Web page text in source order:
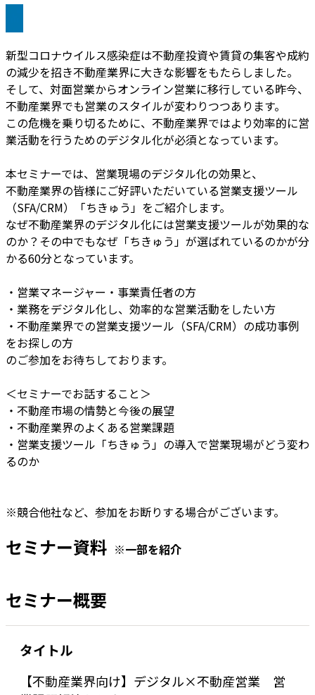
新型コロナウイルス感染症は不動産投資や賃貸の集客や成約
の減少を招き不動産業界に大きな影響をもたらしました。
そして、対面営業からオンライン営業に移行している昨今、
不動産業界でも営業のスタイルが変わりつつあります。
この危機を乗り切るために、不動産業界ではより効率的に営
業活動を行うためのデジタル化が必須となっています。
本セミナーでは、営業現場のデジタル化の効果と、
不動産業界の皆様にご好評いただいている営業支援ツール
（SFA/CRM）「ちきゅう」をご紹介します。
なぜ不動産業界のデジタル化には営業支援ツールが効果的な
のか？その中でもなぜ「ちきゅう」が選ばれているのかが分
かる60分となっています。
・営業マネージャー・事業責任者の方
・業務をデジタル化し、効率的な営業活動をしたい方
・不動産業界での営業支援ツール（SFA/CRM）の成功事例
をお探しの方
のご参加をお待ちしております。
＜セミナーでお話すること＞
・不動産市場の情勢と今後の展望
・不動産業界のよくある営業課題
・営業支援ツール「ちきゅう」の導入で営業現場がどう変わ
るのか
※競合他社など、参加をお断りする場合がございます。
セミナー資料 ※一部を紹介
セミナー概要
タイトル
【不動産業界向け】デジタル×不動産営業 営